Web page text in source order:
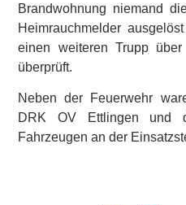
Brandwohnung niemand
Heimrauchmelder
einen weiteren Trupp
überprüft.
Neben der Feuerwehr
DRK OV Ettlingen und
Fahrzeugen an der